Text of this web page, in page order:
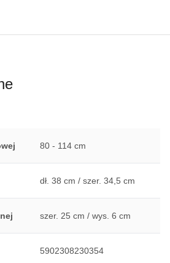
80 - 114 cm
dł. 38 cm / szer. 34,5 cm
szer. 25 cm / wys. 6 cm
5902308230354